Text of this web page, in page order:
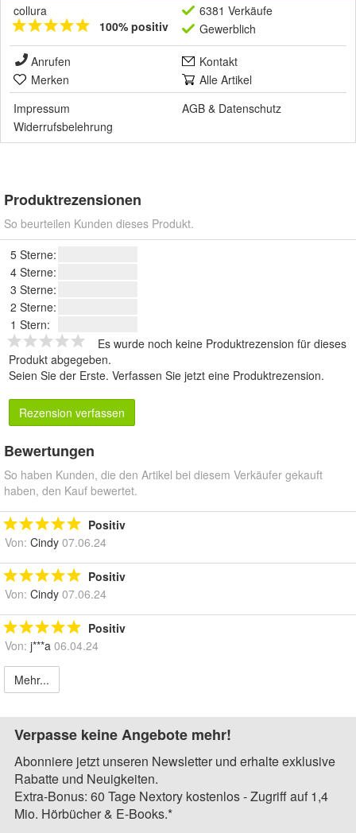
collura
100% positiv
6381 Verkäufe
Gewerblich
Anrufen
Kontakt
Merken
Alle Artikel
Impressum
AGB & Datenschutz
Widerrufsbelehrung
Produktrezensionen
So beurteilen Kunden dieses Produkt.
5 Sterne:
4 Sterne:
3 Sterne:
2 Sterne:
1 Stern:
Es wurde noch keine Produktrezension für dieses
Produkt abgegeben.
Seien Sie der Erste. Verfassen Sie jetzt eine Produktrezension.
Rezension verfassen
Bewertungen
So haben Kunden, die den Artikel bei diesem Verkäufer gekauft
haben, den Kauf bewertet.
Positiv
Von: Cindy 07.06.24
Positiv
Von: Cindy 07.06.24
Positiv
Von: j***a 06.04.24
Mehr...
Verpasse keine Angebote mehr!
Abonniere jetzt unseren Newsletter und erhalte exklusive
Rabatte und Neuigkeiten.
Extra-Bonus: 60 Tage Nextory kostenlos - Zugriff auf 1,4
Mio. Hörbücher & E-Books.*